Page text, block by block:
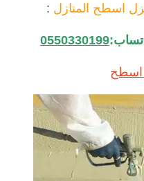
اسطح المنازل :
0550330199
اسطح